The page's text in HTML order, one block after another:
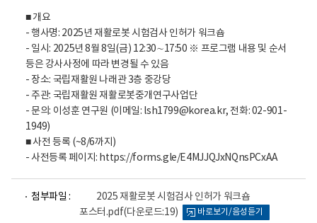
■ 개요
- 행사명: 2025년 재활로봇 시험검사 인허가 워크숍
- 일시: 2025년 8월 8일(금) 12:30∼17:50 ※ 프로그램 내용 및 순서
등은 강사사정에 따라 변경될 수 있음
- 장소: 국립재활원 나래관 3층 중강당
- 주관: 국립재활원 재활로봇중개연구사업단
- 문의: 이성훈 연구원 (이메일: lsh1799@korea.kr, 전화: 02-901-
1949)
■ 사전 등록 (~8/6까지)
- 사전등록 페이지: https://forms.gle/E4MJJQJxNQnsPCxAA
첨부파일 :
2025 재활로봇 시험검사 인허가 워크숍
포스터.pdf(다운로드:19) 바로보기/음성듣기